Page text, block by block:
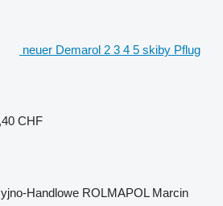
neuer Demarol 2 3 4 5 skiby Pflug
CHF
Handlowe ROLMAPOL Marcin